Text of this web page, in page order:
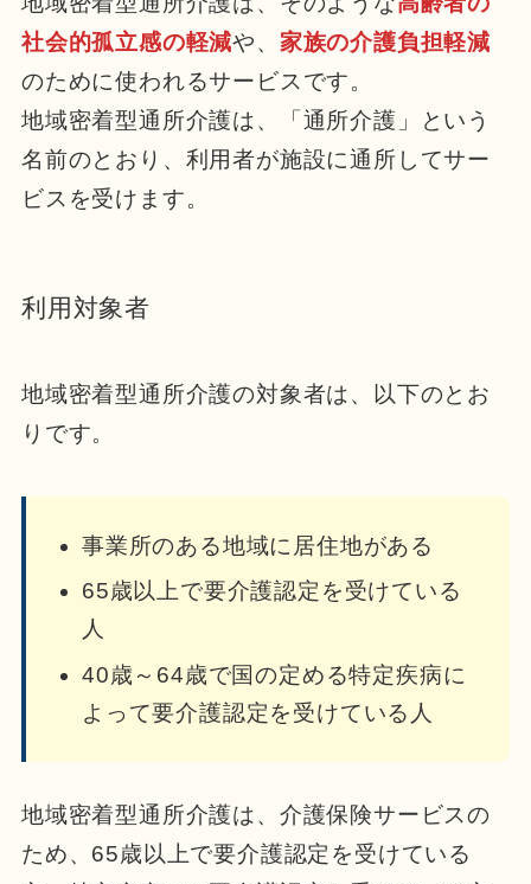
社会的孤立感の軽減や、 家族の介護負担軽減
のために使われるサービスです。
地域密着型通所介護は、「通所介護」という
名前のとおり、利用者が施設に通所してサー
ビスを受けます。
利用対象者
地域密着型通所介護の対象者は、以下のとお
りです。
事業所のある地域に居住地がある
65歳以上で要介護認定を受けている
人
40歳～64歳で国の定める特定疾病に
よって要介護認定を受けている人
地域密着型通所介護は、介護保険サービスの
ため、65歳以上で要介護認定を受けている